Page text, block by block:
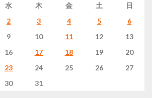
水 木 金 土
日
2 3 4 5
6
9 10 11 12
13
16 17 18 19
20
23 24 25 26
27
30 31